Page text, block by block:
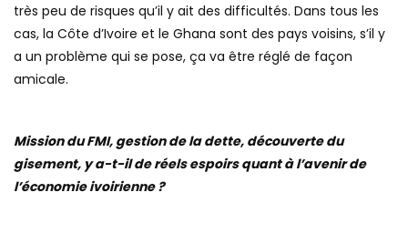
très peu de risques qu’il y ait des difficultés. Dans tous les
cas, la Côte d’Ivoire et le Ghana sont des pays voisins, s’il y
a un problème qui se pose, ça va être réglé de façon
amicale.
Mission du FMI, gestion de la dette, découverte du
gisement, y a-t-il de réels espoirs quant à l’avenir de
l’économie ivoirienne ?